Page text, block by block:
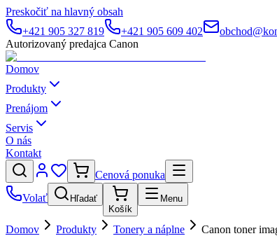
Preskočiť na hlavný obsah
+421 905 327 819
+421 905 609 402
Autorizovaný predajca Canon
Domov
Produkty
Prenájom
Servis
O nás
Kontakt
Cenová ponuka
Volať
Hľadať
Košík
Menu
Domov Produkty Tonery a náplne
Canon toner